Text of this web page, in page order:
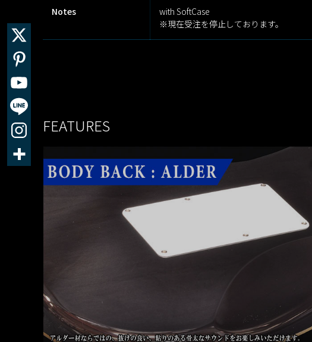
Notes
with SoftCase
※現在受注を停止しております。
FEATURES